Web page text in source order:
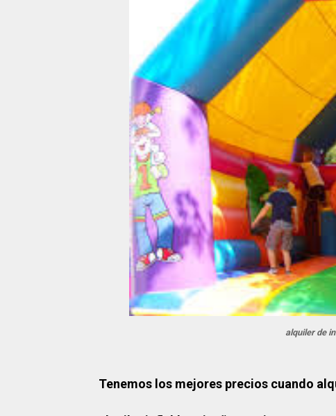
alquiler de
Tenemos los mejores precios cuando